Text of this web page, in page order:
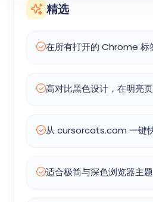
精选
在所有打开的 Chrome 标
高对比黑色设计，在明亮
从 cursorcats.com 一键
适合极简与深色浏览器主题